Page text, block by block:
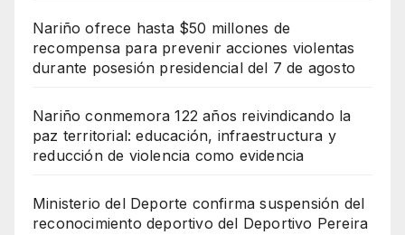
Nariño ofrece hasta $50 millones de
recompensa para prevenir acciones violentas
durante posesión presidencial del 7 de agosto
Nariño conmemora 122 años reivindicando la
paz territorial: educación, infraestructura y
reducción de violencia como evidencia
Ministerio del Deporte confirma suspensión del
reconocimiento deportivo del Deportivo Pereira